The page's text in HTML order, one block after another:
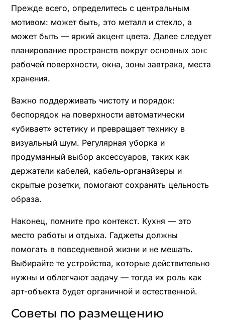
Прежде всего, определитесь с центральным
мотивом: может быть, это металл и стекло, а
может быть — яркий акцент цвета. Далее следует
планирование пространств вокруг основных зон:
рабочей поверхности, окна, зоны завтрака, места
хранения.
Важно поддерживать чистоту и порядок:
беспорядок на поверхности автоматически
«убивает» эстетику и превращает технику в
визуальный шум. Регулярная уборка и
продуманный выбор аксессуаров, таких как
держатели кабелей, кабель‑органайзеры и
скрытые розетки, помогают сохранять цельность
образа.
Наконец, помните про контекст. Кухня — это
место работы и отдыха. Гаджеты должны
помогать в повседневной жизни и не мешать.
Выбирайте те устройства, которые действительно
нужны и облегчают задачу — тогда их роль как
арт-объекта будет органичной и естественной.
Советы по размещению